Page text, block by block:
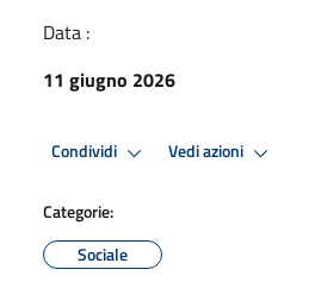
Data :
11 giugno 2026
Condividi Vedi azioni
Categorie:
Sociale